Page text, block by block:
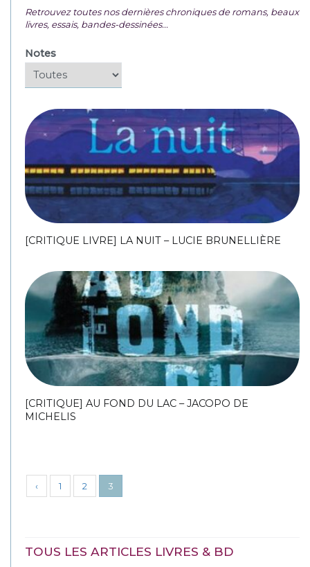
Retrouvez toutes nos dernières chroniques de romans, beaux
livres, essais, bandes-dessinées...
Notes
[CRITIQUE LIVRE] LA NUIT – LUCIE BRUNELLIÈRE
[CRITIQUE] AU FOND DU LAC – JACOPO DE
MICHELIS
‹ 1 2 3
TOUS LES ARTICLES LIVRES & BD